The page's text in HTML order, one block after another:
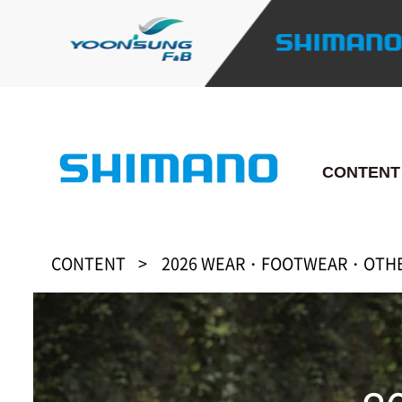
CONTENT
CONTENT 2026 WEAR・FOOTWEAR・